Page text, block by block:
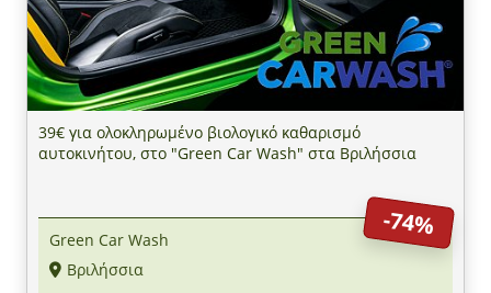
39€ για ολοκληρωμένο βιολογικό καθαρισμό
αυτοκινήτου, στο "Green Car Wash" στα Βριλήσσια
-74%
Green Car Wash
Βριλήσσια